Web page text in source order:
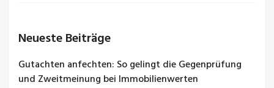
Neueste Beiträge
Gutachten anfechten: So gelingt die Gegenprüfung
und Zweitmeinung bei Immobilienwerten